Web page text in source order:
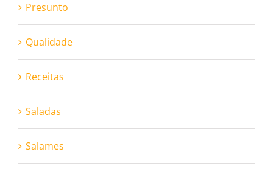
Presunto
Qualidade
Receitas
Saladas
Salames